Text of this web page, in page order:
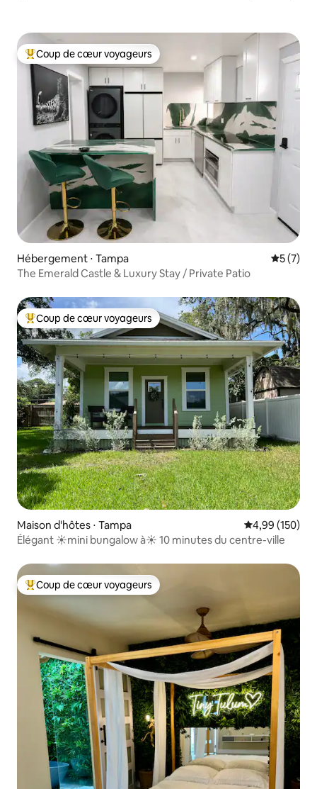
Coups de cœur voyageurs les plus appréciés
Coup de cœur voyageurs
Hébergement ⋅ Tampa
5 (7)
The Emerald Castle & Luxury Stay / Private Patio
Coups de cœur voyageurs les plus appréciés
Coup de cœur voyageurs
Maison d'hôtes ⋅ Tampa Évaluation
4,99 (150)
Élégant ☀mini bungalow à☀ 10 minutes du centre-ville
Coups de cœur voyageurs les plus appréciés
Coup de cœur voyageurs